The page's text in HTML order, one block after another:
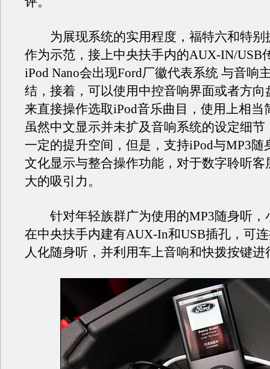
为展现系统的实用程度，福特六和特别
作为示范，接上中央扶手内的AUX-IN/USB
iPod Nano会出现Ford厂徽代表系统 与音响
结，接着，可以使用中控音响界面或者方向
来直接操作选取iPod音乐曲目，使用上相当
虽然中文显示并未扩及音响系统的设定细节
一定的提升空间，但是，支持iPod与MP3随
文化显示与整合操作功能，对于数字聆听客
大的吸引力。
针对年轻族群广为使用的MP3随身听，
在中央扶手内建有AUX-In和USB插孔，可
人化随身听，并利用车上音响和快拨按键进